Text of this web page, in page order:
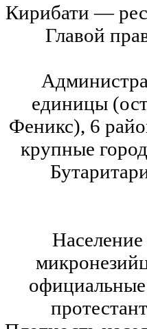
Кирибати —
Главой
единицы
Феникс), 6
крупные